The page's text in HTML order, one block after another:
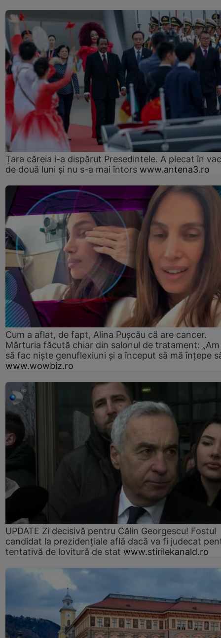
Țara căreia i-a dispărut Președintele. A plecat în
de două luni și nu s-a mai întors www.antena3.ro
Cum a aflat, de fapt, Alina Pușcău că are cancer.
Mărturia făcută chiar din salonul de tratament:
să fac niște genuflexiuni și a început să mă înțepe
www.wowbiz.ro
UPDATE Zi decisivă pentru Călin Georgescu! Fostul
candidat la prezidențiale află dacă va fi judecat
tentativă de lovitură de stat www.stirilekanald.ro